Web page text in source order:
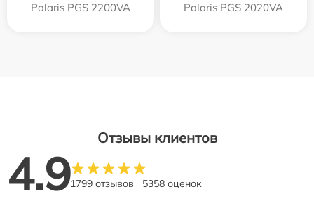
Polaris PGS 2200VA Polaris PGS 2020VA
Отзывы клиентов
4.91799 отзывов 5358 оценок